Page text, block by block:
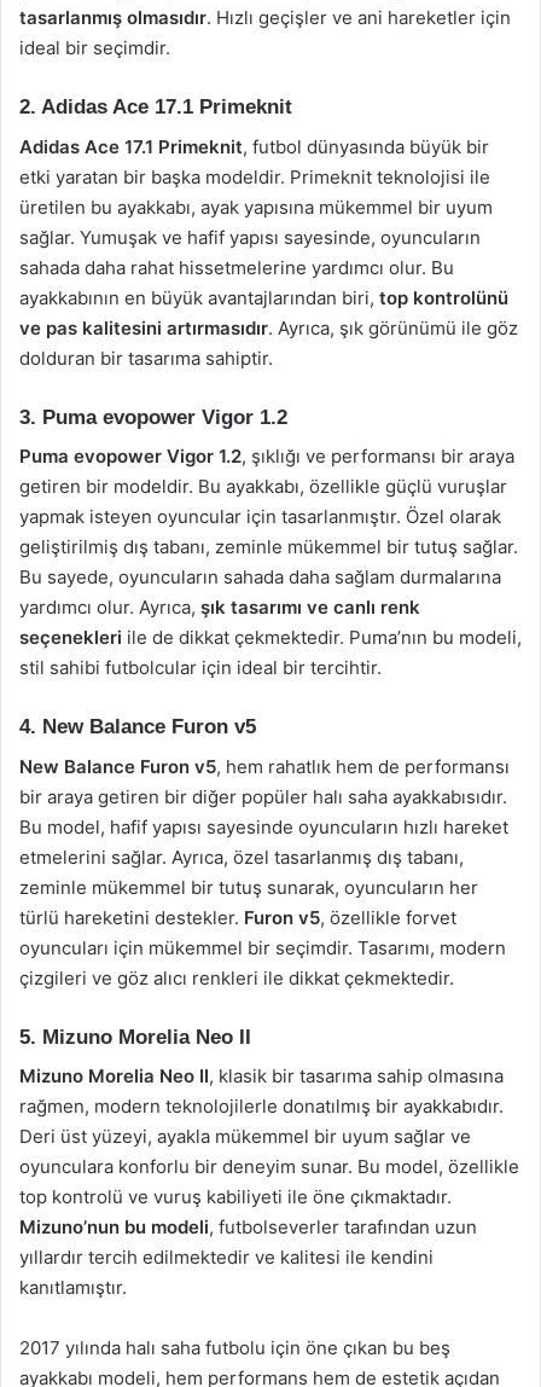
tasarlanmış olmasıdır. Hızlı geçişler ve ani hareketler için
ideal bir seçimdir.
2. Adidas Ace 17.1 Primeknit
Adidas Ace 17.1 Primeknit, futbol dünyasında büyük bir
etki yaratan bir başka modeldir. Primeknit teknolojisi ile
üretilen bu ayakkabı, ayak yapısına mükemmel bir uyum
sağlar. Yumuşak ve hafif yapısı sayesinde, oyuncuların
sahada daha rahat hissetmelerine yardımcı olur. Bu
ayakkabının en büyük avantajlarından biri, top kontrolünü
ve pas kalitesini artırmasıdır. Ayrıca, şık görünümü ile göz
dolduran bir tasarıma sahiptir.
3. Puma evopower Vigor 1.2
Puma evopower Vigor 1.2, şıklığı ve performansı bir araya
getiren bir modeldir. Bu ayakkabı, özellikle güçlü vuruşlar
yapmak isteyen oyuncular için tasarlanmıştır. Özel olarak
geliştirilmiş dış tabanı, zeminle mükemmel bir tutuş sağlar.
Bu sayede, oyuncuların sahada daha sağlam durmalarına
yardımcı olur. Ayrıca, şık tasarımı ve canlı renk
seçenekleri ile de dikkat çekmektedir. Puma’nın bu modeli,
stil sahibi futbolcular için ideal bir tercihtir.
4. New Balance Furon v5
New Balance Furon v5, hem rahatlık hem de performansı
bir araya getiren bir diğer popüler halı saha ayakkabısıdır.
Bu model, hafif yapısı sayesinde oyuncuların hızlı hareket
etmelerini sağlar. Ayrıca, özel tasarlanmış dış tabanı,
zeminle mükemmel bir tutuş sunarak, oyuncuların her
türlü hareketini destekler. Furon v5, özellikle forvet
oyuncuları için mükemmel bir seçimdir. Tasarımı, modern
çizgileri ve göz alıcı renkleri ile dikkat çekmektedir.
5. Mizuno Morelia Neo II
Mizuno Morelia Neo II, klasik bir tasarıma sahip olmasına
rağmen, modern teknolojilerle donatılmış bir ayakkabıdır.
Deri üst yüzeyi, ayakla mükemmel bir uyum sağlar ve
oyunculara konforlu bir deneyim sunar. Bu model, özellikle
top kontrolü ve vuruş kabiliyeti ile öne çıkmaktadır.
Mizuno’nun bu modeli, futbolseverler tarafından uzun
yıllardır tercih edilmektedir ve kalitesi ile kendini
kanıtlamıştır.
2017 yılında halı saha futbolu için öne çıkan bu beş
ayakkabı modeli, hem performans hem de estetik açıdan